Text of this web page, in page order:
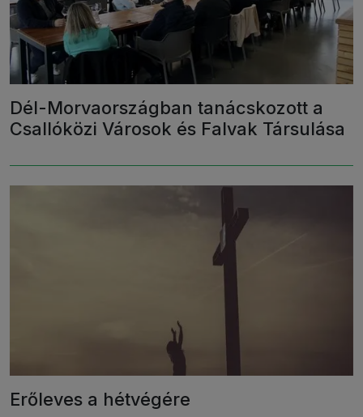
Dél-Morvaországban tanácskozott a
Csallóközi Városok és Falvak Társulása
Erőleves a hétvégére